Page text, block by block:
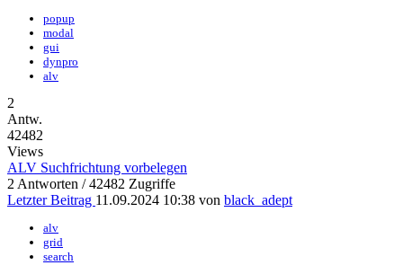
popup
modal
gui
dynpro
alv
2
Antw.
42482
Views
ALV Suchfrichtung vorbelegen
2 Antworten / 42482 Zugriffe
Letzter Beitrag 11.09.2024 10:38 von black_adept
alv
grid
search